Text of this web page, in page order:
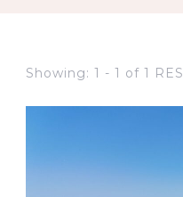
Showing: 1 - 1 of 1